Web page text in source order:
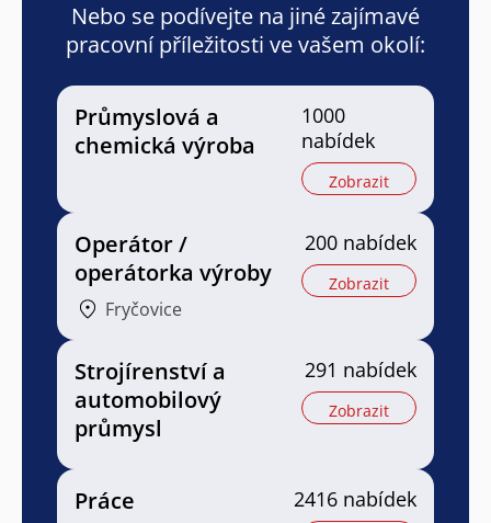
Nebo se podívejte na jiné zajímavé
pracovní příležitosti ve vašem okolí:
Průmyslová a
chemická výroba
1000
nabídek
Zobrazit
Operátor /
operátorka výroby
Fryčovice
200 nabídek
Zobrazit
Strojírenství a
automobilový
průmysl
291 nabídek
Zobrazit
Práce 2416 nabídek